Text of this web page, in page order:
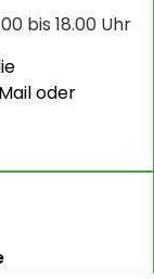
bis 18.00 Uhr
oder